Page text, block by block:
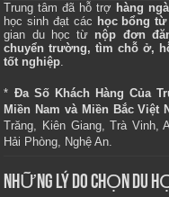
Trung tâm đã hỗ trợ hàng
học sinh đạt các học bổng từ
gian du học từ nộp đơn
chuyển trường, tìm chỗ ở,
tốt nghiệp.
* Đa Số Khách Hàng Của
Miền Nam và Miền Bắc Việt
Trăng, Kiên Giang, Trà Vinh,
Hải Phòng, Nghệ An.
NHỮNG LÝ DO CHỌN DU